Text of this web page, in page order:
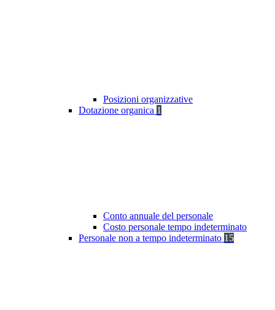
Posizioni organizzative
Dotazione organica 1
Conto annuale del personale
Costo personale tempo indeterminato
Personale non a tempo indeterminato 15